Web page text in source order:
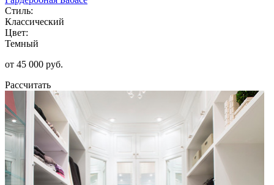
Стиль:
Классический
Цвет:
Темный
от 45 000 руб.
Рассчитать